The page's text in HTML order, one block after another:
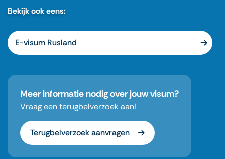
Bekijk ook eens:
E-visum Rusland
Meer informatie nodig over jouw visum?
Vraag een terugbelverzoek aan!
Terugbelverzoek aanvragen